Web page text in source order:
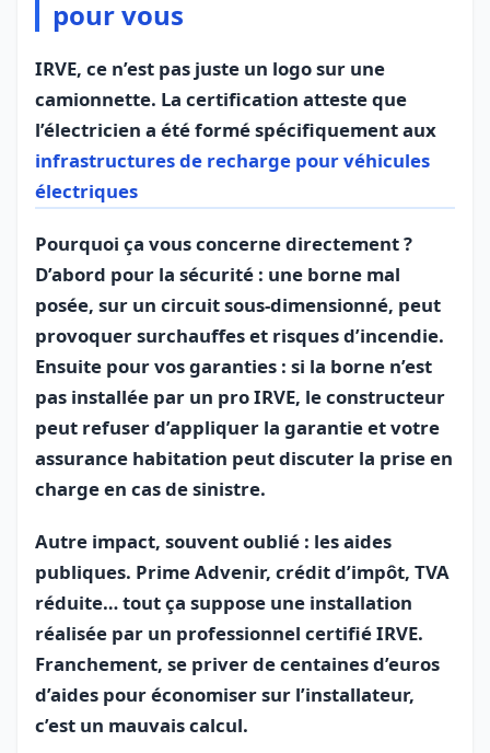
pour vous
IRVE, ce n’est pas juste un logo sur une
camionnette. La certification atteste que
l’électricien a été formé spécifiquement aux
infrastructures de recharge pour véhicules
électriques
Pourquoi ça vous concerne directement ?
D’abord pour la sécurité : une borne mal
posée, sur un circuit sous-dimensionné, peut
provoquer surchauffes et risques d’incendie.
Ensuite pour vos garanties : si la borne n’est
pas installée par un pro IRVE, le constructeur
peut refuser d’appliquer la garantie et votre
assurance habitation peut discuter la prise en
charge en cas de sinistre.
Autre impact, souvent oublié : les aides
publiques. Prime Advenir, crédit d’impôt, TVA
réduite… tout ça suppose une installation
réalisée par un professionnel certifié IRVE.
Franchement, se priver de centaines d’euros
d’aides pour économiser sur l’installateur,
c’est un mauvais calcul.